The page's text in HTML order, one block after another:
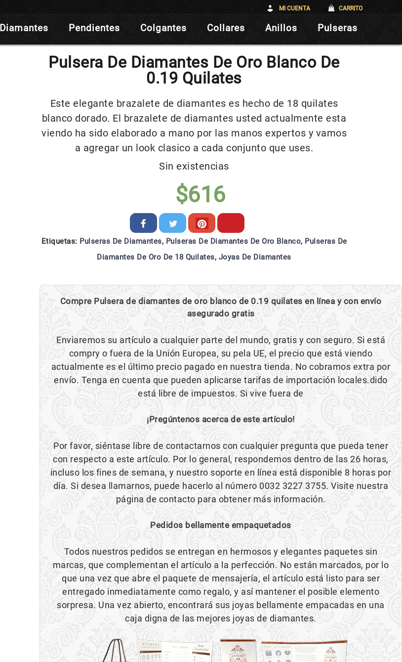
MI CUENTA CARRITO
Diamantes Pendientes Colgantes Collares Anillos Pulseras
Pulsera De Diamantes De Oro Blanco De
0.19 Quilates
Este elegante brazalete de diamantes es hecho de 18 quilates
blanco dorado. El brazalete de diamantes usted actualmente esta
viendo ha sido elaborado a mano por las manos expertos y vamos
a agregar un look clasico a cada conjunto que uses.
$616
Sin existencias
Etiquetas: Pulseras De Diamantes, Pulseras De Diamantes De Oro Blanco, Pulseras De
Diamantes De Oro De 18 Quilates, Joyas De Diamantes
Compre Pulsera de diamantes de oro blanco de 0.19 quilates en línea y con envío
asegurado gratis
Enviaremos su artículo a cualquier parte del mundo, gratis y con seguro. Si está
compry o fuera de la Unión Europea, su pela UE, el precio que está viendo
actualmente es el último precio pagado en nuestra tienda. No cobramos extra por
envío. Tenga en cuenta que pueden aplicarse tarifas de importación locales.dido
está libre de impuestos. Si vive fuera de
¡Pregúntenos acerca de este artículo!
Por favor, siéntase libre de contactarnos con cualquier pregunta que pueda tener
con respecto a este artículo. Por lo general, respondemos dentro de las 26 horas,
incluso los fines de semana, y nuestro soporte en línea está disponible 8 horas por
día. Si desea llamarnos, puede hacerlo al número 0032 3227 3755. Visite nuestra
página de contacto para obtener más información.
Pedidos bellamente empaquetados
Todos nuestros pedidos se entregan en hermosos y elegantes paquetes sin
marcas, que complementan el artículo a la perfección. No están marcados, por lo
que una vez que abre el paquete de mensajería, el artículo está listo para ser
entregado inmediatamente como regalo, y así mantener el posible elemento
sorpresa. Una vez abierto, encontrará sus joyas bellamente empacadas en una
caja digna de las mejores joyas de diamantes.